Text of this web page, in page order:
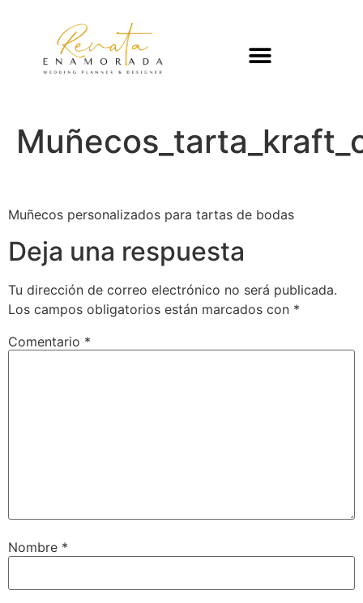
Muñecos personalizados para tartas de bodas
Deja una respuesta
Tu dirección de correo electrónico no será publicada.
Los campos obligatorios están marcados con *
Comentario *
Nombre *